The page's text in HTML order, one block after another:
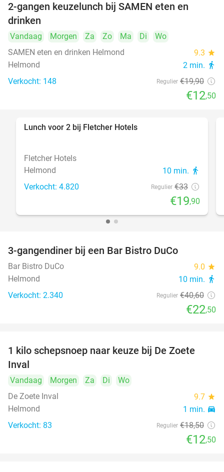
2-gangen keuzelunch bij SAMEN eten en
drinken
Vandaag Morgen Za Zo Ma Di
Wo
SAMEN eten en drinken Helmond
9.3 star
Helmond 2 min. directions_walk
Verkocht: 148 Regulier €19,90
€12,50
Lunch voor 2 bij Fletcher Hotels
Fletcher Hotels
Helmond
10 min. directions_walk
Verkocht: 4.820 Regulier €33
€19,90
3-gangendiner bij een Bar Bistro DuCo
Bar Bistro DuCo 9.0 star
Helmond 10 min. directions_walk
Verkocht: 2.340 Regulier €40,60
€22,50
32%
1 kilo schepsnoep naar keuze bij De Zoete
Inval
Vandaag Morgen Za Di
Wo
De Zoete Inval
9.7 star
Helmond 1 min. directions_car
Verkocht: 83 Regulier €18,50
€12,50